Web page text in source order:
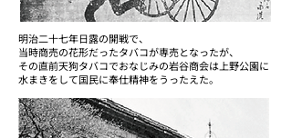
明治二十七年日露の開戦で、
当時商売の花形だったタバコが専売となったが、
その直前天狗タバコでおなじみの岩谷商会は上野公園に
水まきをして国民に奉仕精神をうったえた。